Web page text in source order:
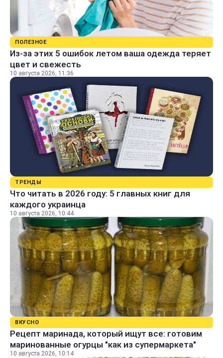
ПОЛЕЗНОЕ
Из-за этих 5 ошибок летом ваша одежда теряет
цвет и свежесть
10 августа 2026, 11:36
ТРЕНДЫ
Что читать в 2026 году: 5 главных книг для
каждого украинца
10 августа 2026, 10:44
ВКУСНО
Рецепт маринада, который ищут все: готовим
маринованные огурцы "как из супермаркета"
10 августа 2026, 10:14